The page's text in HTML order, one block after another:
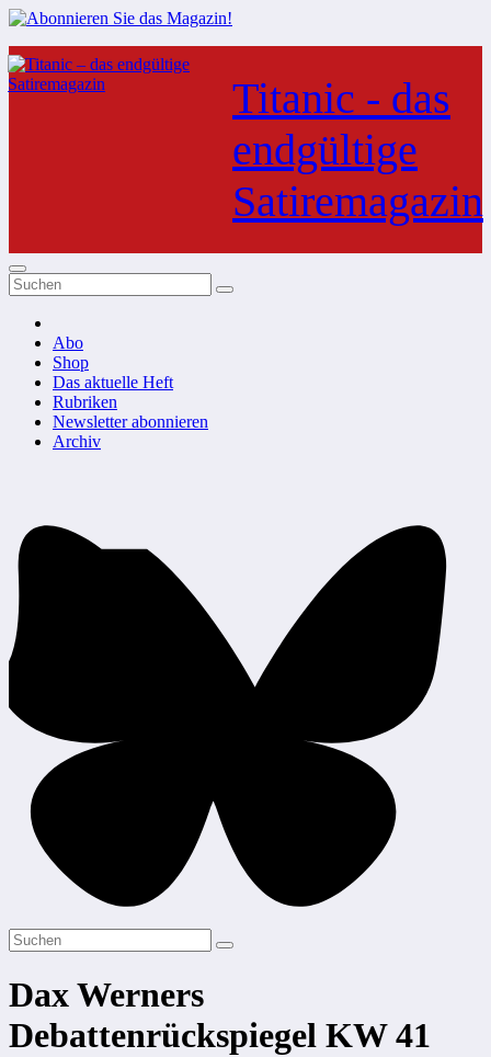
Zum
Inhalt
springen
Titanic - das
endgültige
Satiremagazin
Abo
Shop
Das aktuelle Heft
Rubriken
Newsletter abonnieren
Archiv
Dax Werners
Debattenrückspiegel KW 41